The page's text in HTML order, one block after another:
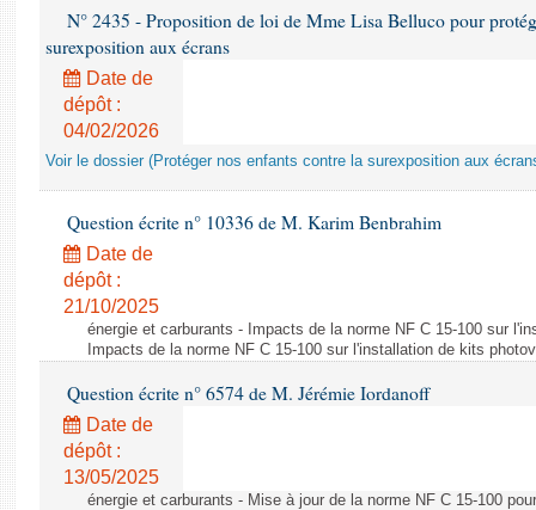
N° 2435 - Proposition de loi de Mme Lisa Belluco pour
surexposition aux écrans
Date de
dépôt :
04/02/2026
Voir le dossier (Protéger nos enfants contre la surexposition aux
Question écrite n° 10336 de M. Karim Benbrahim
Date de
dépôt :
21/10/2025
énergie et carburants - Impacts de la norme NF C 15-100 sur
Impacts de la norme NF C 15-100 sur l'installation de kits
Question écrite n° 6574 de M. Jérémie Iordanoff
Date de
dépôt :
13/05/2025
énergie et carburants - Mise à jour de la norme NF C 15-100